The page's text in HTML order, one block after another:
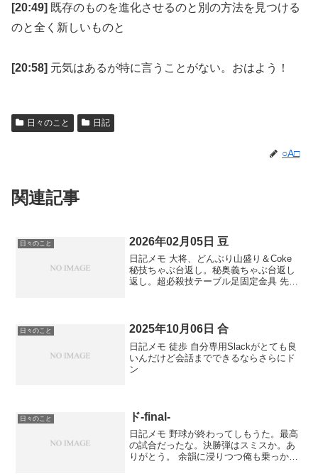
[20:49] 既存のものを進化させるのと別の方法を見つける
のと全く新しいものと
[20:58] 元気はあるが特に言うことがない。おはよう！
日々のこと 日記
○A□
関連記事
日々のこと 2026年02月05日 豆
日記メモ 大将、どんぶり山盛り＆Coke
秘技ちゃぶ台返し。秘奥義ちゃぶ台返し
返し。超必殺技テーブル足固定金具 先の
時々友人と先生とコ...
日々のこと 2025年10月06日 合
日記メモ 徒歩 自分専用Slackがとても良
いんだけど会話までできるならさらにド
ン
日々のこと ド-final-
日記メモ 野球が終わってしもうた。最高
の試合だったな。決勝弾はスミスか。あ
りがとう。 余韻に浸りつつ俺も乗っかり